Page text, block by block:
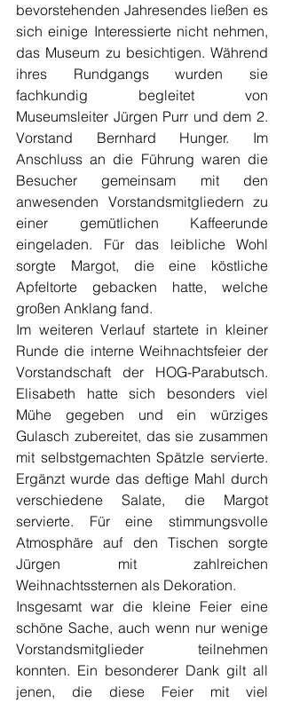
bevorstehenden Jahresendes ließen es
sich einige Interessierte nicht nehmen,
das Museum zu besichtigen. Während
ihres Rundgangs wurden sie
fachkundig begleitet von
Museumsleiter Jürgen Purr und dem 2.
Vorstand Bernhard Hunger. Im
Anschluss an die Führung waren die
Besucher gemeinsam mit den
anwesenden Vorstandsmitgliedern zu
einer gemütlichen Kaffeerunde
eingeladen. Für das leibliche Wohl
sorgte Margot, die eine köstliche
Apfeltorte gebacken hatte, welche
großen Anklang fand.
Im weiteren Verlauf startete in kleiner
Runde die interne Weihnachtsfeier der
Vorstandschaft der HOG-Parabutsch.
Elisabeth hatte sich besonders viel
Mühe gegeben und ein würziges
Gulasch zubereitet, das sie zusammen
mit selbstgemachten Spätzle servierte.
Ergänzt wurde das deftige Mahl durch
verschiedene Salate, die Margot
servierte. Für eine stimmungsvolle
Atmosphäre auf den Tischen sorgte
Jürgen mit zahlreichen
Weihnachtssternen als Dekoration.
Insgesamt war die kleine Feier eine
schöne Sache, auch wenn nur wenige
Vorstandsmitglieder teilnehmen
konnten. Ein besonderer Dank gilt all
jenen, die diese Feier mit viel